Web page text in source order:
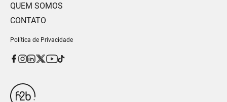
QUEM SOMOS
CONTATO
Política de Privacidade